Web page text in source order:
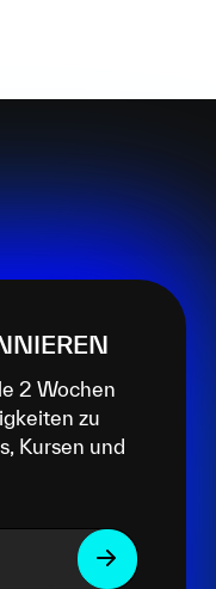
2 Wochen
zu
Kursen und